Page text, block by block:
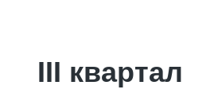
III квартал